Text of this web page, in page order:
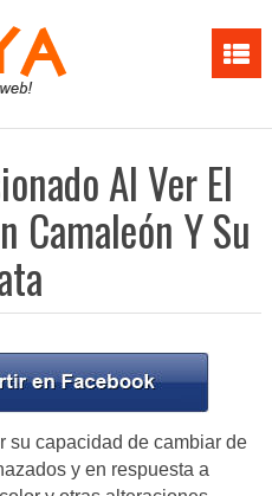
Al Ver El
Camaleón Y Su
su capacidad de cambiar de
y en respuesta a